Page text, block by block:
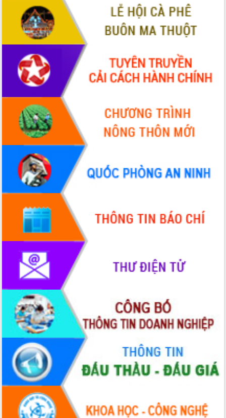
Kết nối tour, đẩy mạnh chuyển đổi số
để phát triển du lịch Đắk Lắk
Khởi động Dự án Đầu tư xây dựng hạ
tầng kỹ thuật Cụm công nghiệp Tân
Gặp mặt các cơ quan báo chí nhân Kỷ
niệm 101 năm Ngày Báo chí Cách
mạng Việt Nam
Đắk Lắk sơ kết 4 năm triển khai thực
hiện Đề án 06 của Chính phủ
Họp báo thông tin về Hội nghị Công bố
Quy hoạch và Xúc tiến đầu tư tỉnh Đắk
Khơi thông điểm nghẽn, đẩy nhanh
giải ngân vốn khắc phục thiên tai
HĐND tỉnh thông qua điều chỉnh Quy
hoạch tỉnh thời kỳ 2021-2030
Hội thảo góp ý hồ sơ điều chỉnh quy
hoạch tỉnh Đắk Lắk thời kỳ 2021-2030,
tầm nhìn đến năm 2050
Nâng cao hiệu quả hoạt động của các
doanh nghiệp nhà nước
Hội nghị triển khai kết nối mạng
truyền số liệu chuyên dùng phục vụ cơ
quan Đảng, Nhà nước
Lễ phát động chuỗi hoạt động chung
tay làm sạch môi trường
Xã Ea Kar bước chuyển mình trong
công tác cải cách hành chính mô hình
mới
UBND tỉnh họp báo định kỳ tháng 4
năm 2026
Hội thảo khoa học “Giải pháp thúc đẩy
phát triển nền kinh tế xanh tại tỉnh
Đắk Lắk”
Tăng cường giám sát, đôn đốc thực
hiện nhiệm vụ quản lý tài sản công
hàng tuần